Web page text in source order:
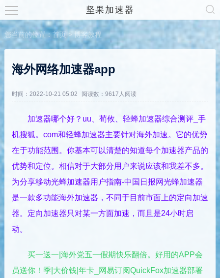
坚果加速器
您当前的位置：首页>博客教程
海外网络加速器app
时间：2022-10-21 05:02 阅读数：9617人阅读
加速器哪个好？uu、荀攸、轻蜂加速器综合测评_手
机搜狐。com和轻蜂加速器主要针对海外加速。它的优势
在于功能范围。你基本可以清楚的知道每个加速器产品的
优势和定位。相信对于大部分用户来说应该和我差不多。
为分享移动光蜂加速器用户指南-中国日报网光蜂加速器
是一款多功能海外加速器，不同于目前市面上的定向加速
器。定向加速器只对某一方面加速，而且是24小时启
动。
买一送一|海外党五一假期快乐翻倍。好用的APP会
员送你！季|大价钱|年卡_网易订阅QuickFox加速器部署